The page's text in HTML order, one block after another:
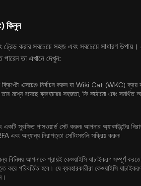
কিনুন
ট্রেড করার সবচেয়ে সহজ এবং সবচেয়ে সাধারণ উপায়।
তা এখানে দেখুন:
এক্সচেঞ্জ নির্বাচন করুন যা Wiki Cat (WKC) ক্রয়
মধ্যে রয়েছে ব্যবহারের সহজতা, ফি কাঠামো এবং সমর্থিত
সুরক্ষিত পাসওয়ার্ড সেট করুন৷ আপনার অ্যাকাউন্টের
এবং অন্যান্য নিরাপত্তা সেটিংসগুলি সক্রিয় করুন৷
বিনিময় আপনাকে প্রায়ই কেওয়াইসি যাচাইকরণসম্পূর্ণ
পরিবর্তিত হবে। যে ব্যবহারকারীরা কেওয়াইসি